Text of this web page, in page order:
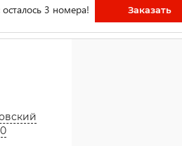
осталось 3 номера! Заказать